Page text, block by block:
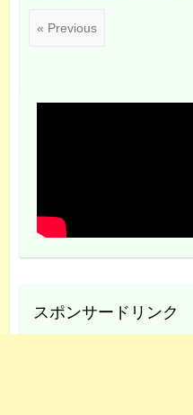
« Previous
スポンサードリンク